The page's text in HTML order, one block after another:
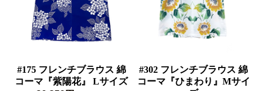
#175 フレンチブラウス 綿
コーマ『紫陽花』 Lサイズ
#302 フレンチブラウス 綿
コーマ『ひまわり』Mサイ